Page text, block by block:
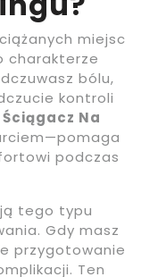
miejsc
charakterze
bólu,
kontroli
Ściągacz Na
podczas
tego typu
Gdy masz
przygotowanie
Ten